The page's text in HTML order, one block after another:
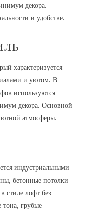
декора.
и удобстве.
характеризуется
и уютом. В
используются
декора. Основной
атмосферы.
индустриальными
бетонные потолки
стиле лофт без
грубые